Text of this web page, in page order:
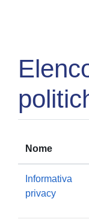
Nome
Informativa
privacy